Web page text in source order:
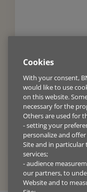
Ta kontakt med
innføring i våre
deg med
Cookies
With your consent,
would like to use
on this website.
necessary for the
Others are used for
- setting your
personalize and
Site and in
services;
- audience
our partners, to
Website and to